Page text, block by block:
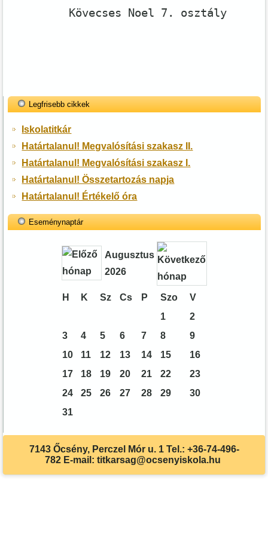
Kövecses Noel 7. osztály
Legfrisebb cikkek
Iskolatitkár
Határtalanul! Megvalósítási szakasz II.
Határtalanul! Megvalósítási szakasz I.
Határtalanul! Összetartozás napja
Határtalanul! Értékelő óra
Eseménynaptár
Augusztus
2026
H K Sz Cs P Szo
V
1
2
3
4 5 6 7 8
9
10
11 12 13 14 15
16
17
18 19 20 21 22
23
24
25 26 27 28 29
30
31
7143 Őcsény, Perczel Mór u. 1 Tel.: +36-74-496-
782 E-mail: titkarsag@ocsenyiskola.hu